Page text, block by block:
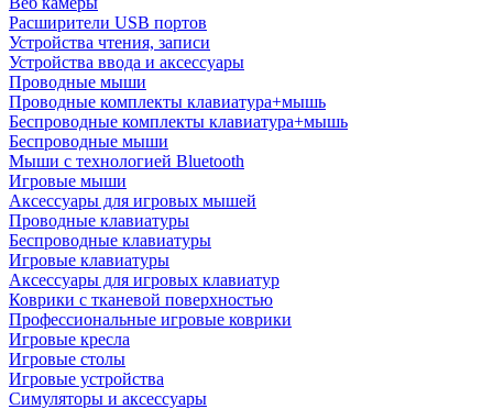
Расширители USB портов
Устройства чтения, записи
Устройства ввода и аксессуары
Проводные мыши
Проводные комплекты клавиатура+мышь
Беспроводные комплекты клавиатура+мышь
Беспроводные мыши
Мыши с технологией Bluetooth
Игровые мыши
Аксессуары для игровых мышей
Проводные клавиатуры
Беспроводные клавиатуры
Игровые клавиатуры
Аксессуары для игровых клавиатур
Коврики с тканевой поверхностью
Профессиональные игровые коврики
Игровые кресла
Игровые столы
Игровые устройства
Симуляторы и аксессуары